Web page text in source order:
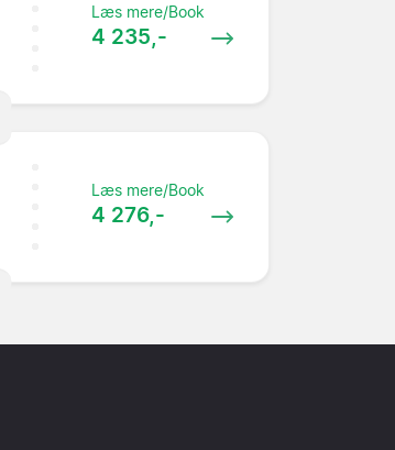
Læs mere/Book
4 235,-
Læs mere/Book
4 276,-